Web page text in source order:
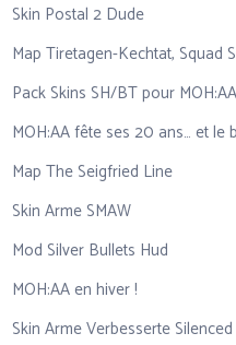
Skin Postal 2 Dude
Map Tiretagen-Kechtat, Squad
Pack Skins SH/BT pour MOH:AA
MOH:AA fête ses 20 ans… et le
Map The Seigfried Line
Skin Arme SMAW
Mod Silver Bullets Hud
MOH:AA en hiver !
Skin Arme Verbesserte